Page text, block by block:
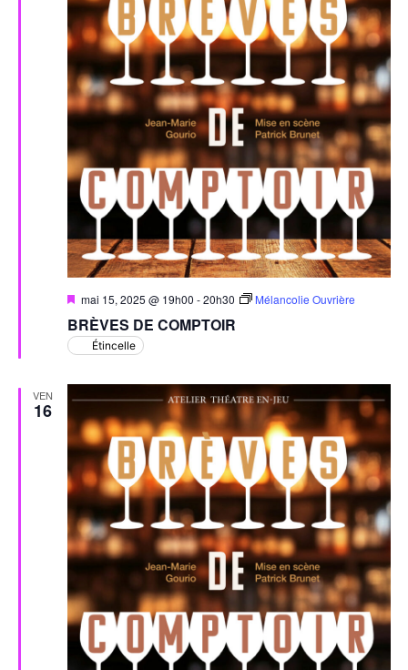
BRÈVES DE COMPTOIR
Mis
avant
mai 15, 2025 @ 19h00 -20h30 Mélancolie Ouvrière
Étincelle
VEN
16